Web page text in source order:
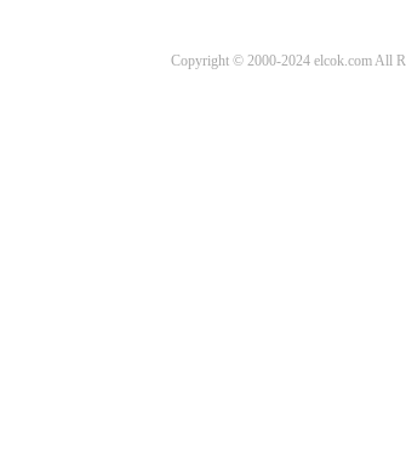
Copyright © 2000-2024 elcok.com All